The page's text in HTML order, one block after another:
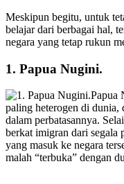
Meskipun begitu, untuk
belajar dari berbagai hal,
negara yang tetap rukun
1. Papua Nugini.
Papua
paling heterogen di dunia,
dalam perbatasannya.
berkat imigran dari segala
yang masuk ke negara
malah “terbuka” dengan